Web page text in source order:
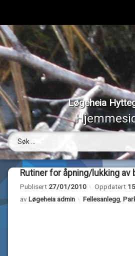
Vedtekter
Styremedlemmer
Medlemmer
Værmeldinger
Panoramabilder
Bilder
Webkamera
Om…
Hopp
til
innhold
Løgeheia
Søk
Rutiner for åpning/lukking av
Publisert 27/01/2010 Oppdatert
avLøgeheia admin Kategorier:
Fellesanlegg